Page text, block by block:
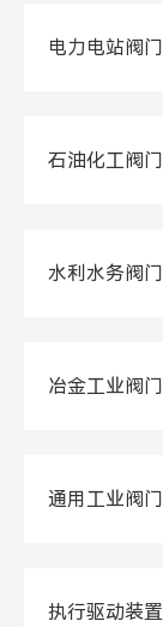
电力电站阀门
石油化工阀门
水利水务阀门
冶金工业阀门
通用工业阀门
执行驱动装置